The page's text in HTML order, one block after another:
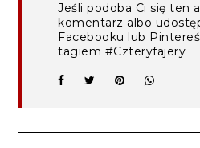
Jeśli podoba Ci się ten
komentarz albo
Facebooku lub
tagiem #Czteryfajery